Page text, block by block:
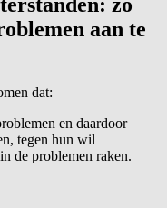
aan te
dat:
en daardoor
tegen hun wil
de problemen raken.